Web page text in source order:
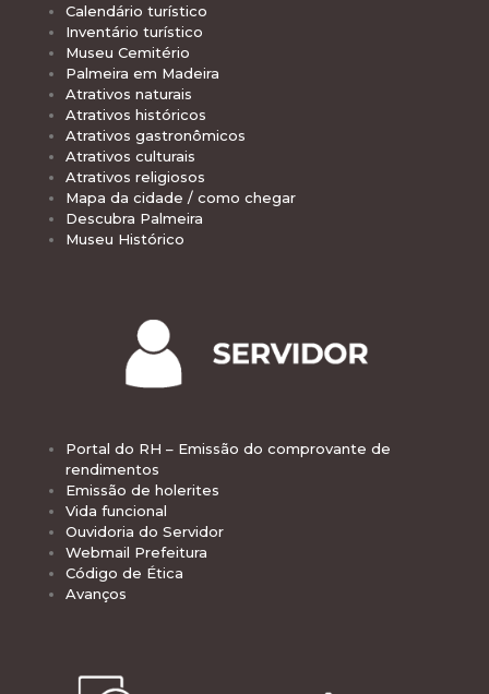
Calendário turístico
Inventário turístico
Museu Cemitério
Palmeira em Madeira
Atrativos naturais
Atrativos históricos
Atrativos gastronômicos
Atrativos culturais
Atrativos religiosos
Mapa da cidade / como chegar
Descubra Palmeira
Museu Histórico
Portal do RH – Emissão do comprovante de
rendimentos
Emissão de holerites
Vida funcional
Ouvidoria do Servidor
Webmail Prefeitura
Código de Ética
Avanços